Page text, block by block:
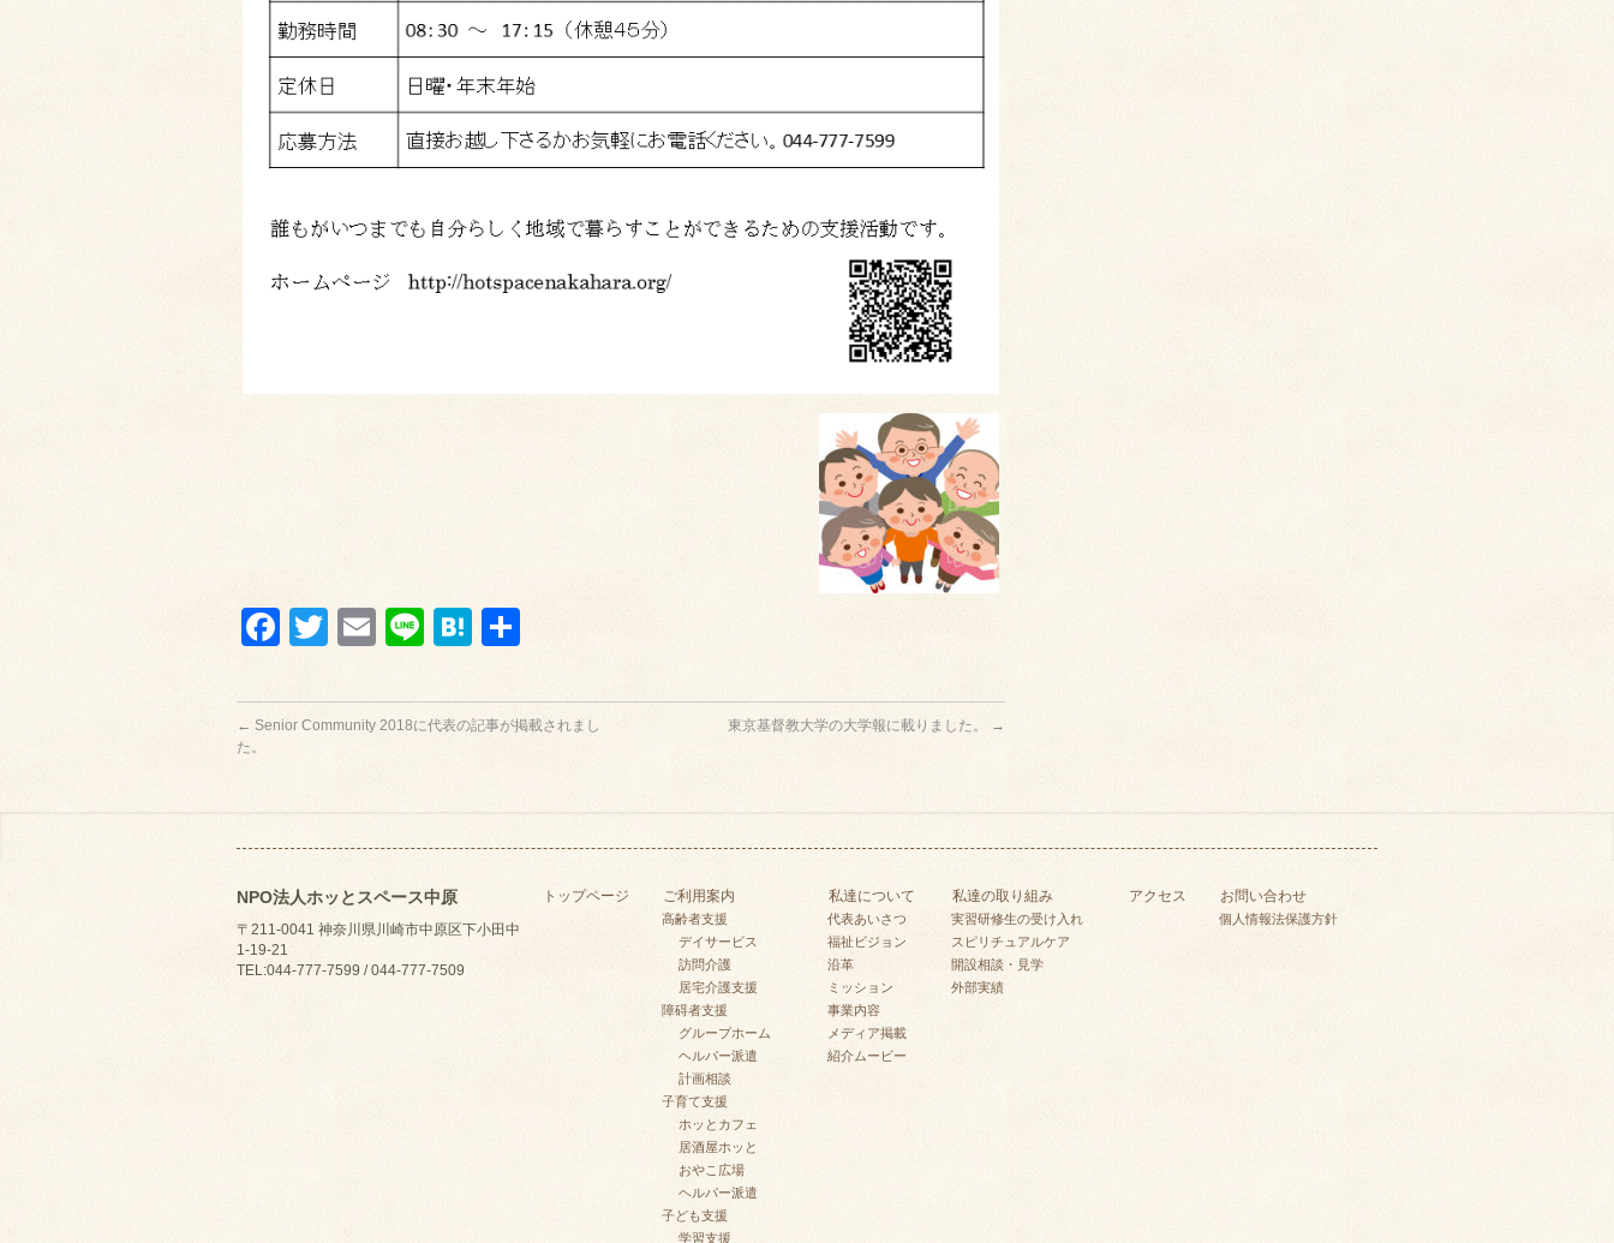
Facebook
TwitterEmailLineHatena
← Senior Community 2018に代表の記事が掲載されまし
た。
東京基督教大学の大学報に載りました。 →
NPO法人ホッとスペース中原
〒211-0041 神奈川県川崎市中原区下小田中
1-19-21
TEL:044-777-7599 / 044-777-7509
トップページ ご利用案内
高齢者支援
デイサービス
訪問介護
居宅介護支援
障碍者支援
グループホーム
ヘルパー派遣
計画相談
子育て支援
ホッとカフェ
居酒屋ホッと
おやこ広場
ヘルパー派遣
子ども支援
学習支援
私達について
代表あいさつ
福祉ビジョン
沿革
ミッション
事業内容
メディア掲載
紹介ムービー
私達の取り組み
実習研修生の受け入れ
スピリチュアルケア
開設相談・見学
外部実績
アクセス お問い合わせ
個人情報法保護方針